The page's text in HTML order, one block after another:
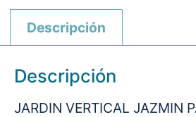
Descripción
Descripción
JARDIN VERTICAL JAZMIN